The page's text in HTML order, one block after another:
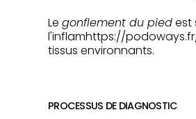
Le gonflement du piedest
l'inflamhttps://
tissus environnants.
PROCESSUS DE DIAGNOSTIC